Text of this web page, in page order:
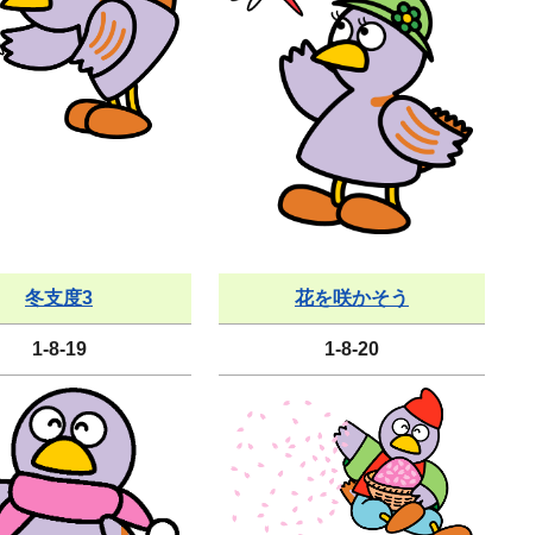
冬支度3
1-8-19
花を咲かそう
1-8-20